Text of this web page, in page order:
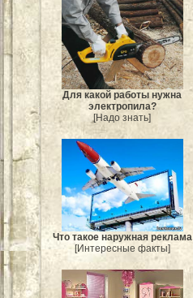
Для какой работы нужна
электропила?
[Надо знать]
Что такое наружная реклама
[Интересные факты]